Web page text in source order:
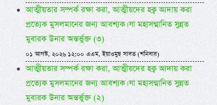
আত্মীয়তার সম্পর্ক রক্ষা করা, আত্মীয়দের হক্ব আদায় করা
প্রত্যেক মুসলমানের জন্য আবশ্যক। যা মহাসম্মানিত সুন্নত
মুবারক উনার অন্তর্ভুক্ত (৩)
০১ আগস্ট, ২০২৬ ১২:০০ এএম, ইয়াওমুছ সাবত (শনিবার)
আত্মীয়তার সম্পর্ক রক্ষা করা, আত্মীয়দের হক্ব আদায় করা
প্রত্যেক মুসলমানের জন্য আবশ্যক। যা মহাসম্মানিত সুন্নত
মুবারক উনার অন্তর্ভুক্ত (২)